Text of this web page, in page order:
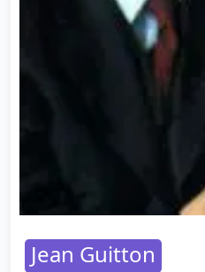
Jean Guitton